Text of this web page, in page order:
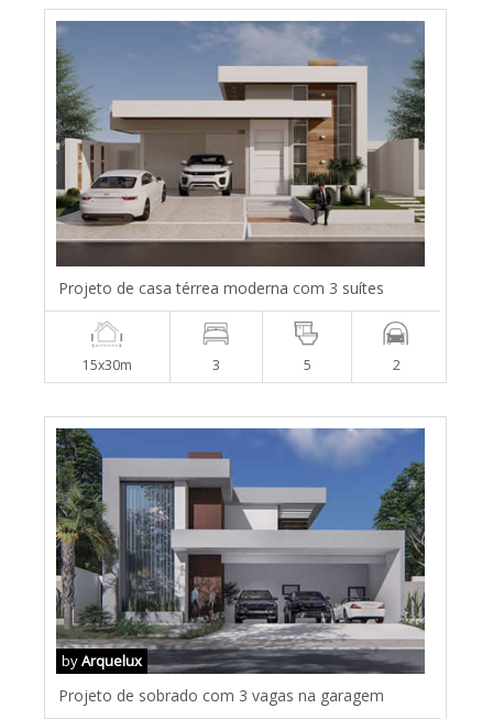
Projeto de casa térrea moderna com 3 suítes
15x30m 3 5 2
byArquelux
Projeto de sobrado com 3 vagas na garagem